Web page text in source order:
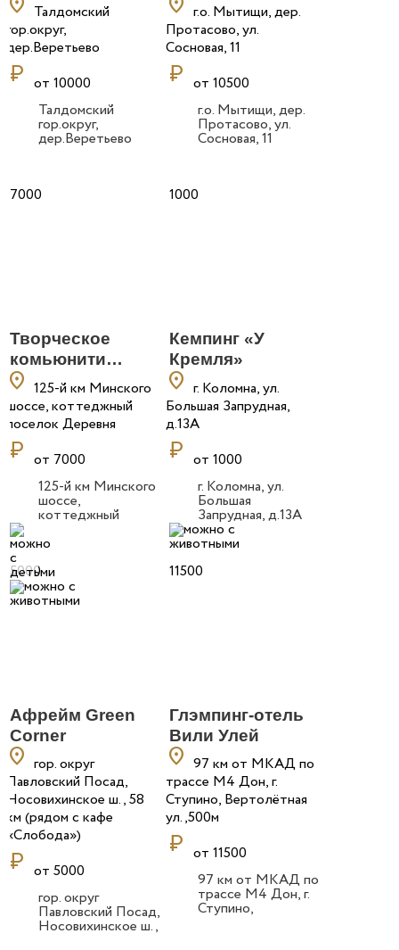
Талдомский
гор.округ,
дер.Веретьево
currency_ruble от 10000
Талдомский
гор.округ,
дер.Веретьево
г.о. Мытищи, дер.
Протасово, ул.
Сосновая, 11
currency_ruble от 10500
г.о. Мытищи, дер.
Протасово, ул.
Сосновая, 11
7000
Творческое
комьюнити
«Деревня»
location_on 125-й км Минского
шоссе, коттеджный
поселок Деревня
currency_ruble от 7000
125-й км Минского
шоссе,
коттеджный
1000
Кемпинг «У
Кремля»
location_on г. Коломна, ул.
Большая Запрудная,
д.13А
currency_ruble от 1000
г. Коломна, ул.
Большая
Запрудная, д.13А
5000
Афрейм Green
Corner
location_on гор. округ
Павловский Посад,
Носовихинское ш., 58
км (рядом с кафе
«Слобода»)
currency_ruble от 5000
гор. округ
Павловский Посад,
Носовихинское ш.,
11500
Глэмпинг-отель
Вили Улей
location_on 97 км от МКАД по
трассе М4 Дон, г.
Ступино, Вертолётная
ул. ,500м
currency_ruble от 11500
97 км от МКАД по
трассе М4 Дон, г.
Ступино,